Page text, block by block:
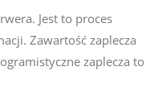
Jest to proces
Zawartość zaplecza
zaplecza to